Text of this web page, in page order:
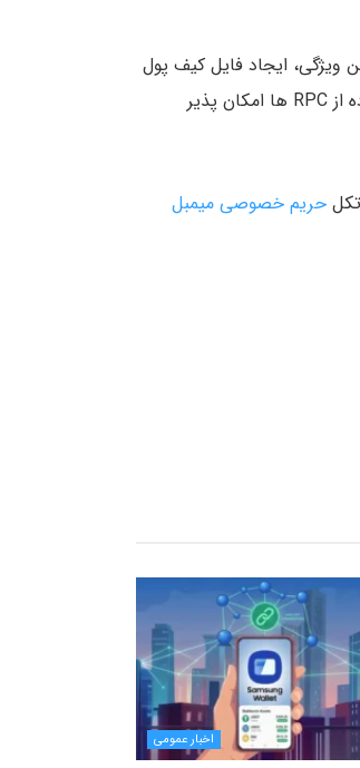
ویژگی، ایجاد فایل کیف پول
جدید یا نمایش بعضی از اطلاعات پایه ای درباره کیف پول کنونی را بدون نیاز به استفاده از RPC ها امکان پذیر
حریم خصوصی میمبل
اخبار عمومی